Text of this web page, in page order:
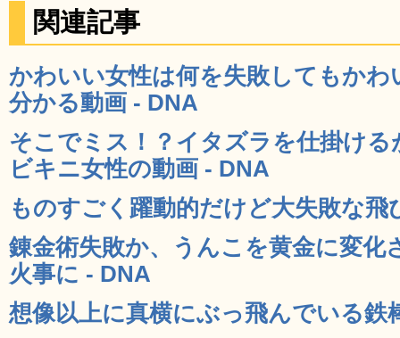
関連記事
かわいい女性は何を失敗してもか
分かる動画 - DNA
そこでミス！？イタズラを仕掛け
ビキニ女性の動画 - DNA
ものすごく躍動的だけど大失敗な飛
錬金術失敗か、うんこを黄金に変化
火事に - DNA
想像以上に真横にぶっ飛んでいる鉄